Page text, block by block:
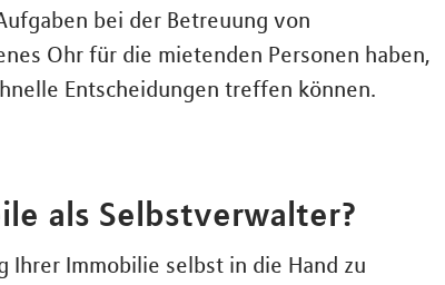
bei der Betreuung von
Ohr für die mietenden Personen haben,
Entscheidungen treffen können.
als Selbstverwalter?
Ihrer Immobilie selbst in die Hand zu